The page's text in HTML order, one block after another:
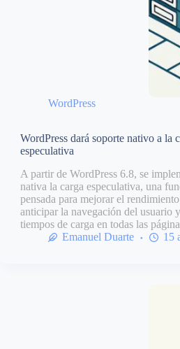
WordPress
WordPress dará soporte nativo a la
especulativa
A partir de WordPress 6.8, se
nativa la carga especulativa, una
pensada para mejorar el
anticipar la navegación del usuario
tiempos de carga en todas las
Emanuel Duarte
15